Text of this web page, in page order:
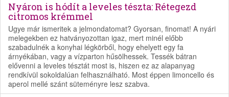
Nyáron is hódít a leveles tészta: Rétegezd
citromos krémmel
Ugye már ismeritek a jelmondatomat? Gyorsan, finomat! A nyári
melegekben ez hatványozottan igaz, mert minél előbb
szabadulnék a konyhai légkörből, hogy ehelyett egy fa
árnyékában, vagy a vízparton hűsölhessek. Tessék bátran
elővenni a leveles tésztát most is, hiszen ez az alapanyag
rendkívül sokoldalúan felhasználható. Most éppen limoncello és
aperol mellé szánt süteményre lesz szabva.